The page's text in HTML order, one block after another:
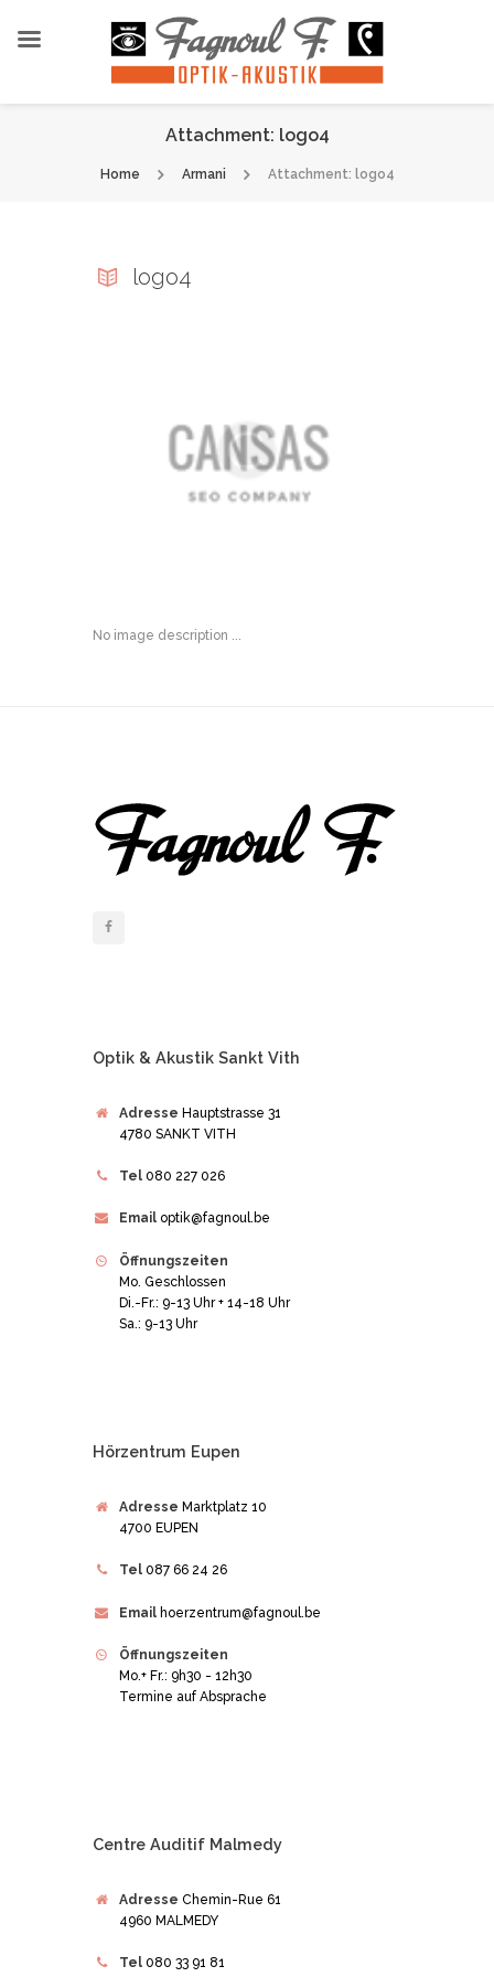
Attachment: logo4
Home Armani Attachment: logo4
logo4
No image description ...
Optik & Akustik Sankt Vith
Adresse Hauptstrasse 31
4780 SANKT VITH
Tel 080 227 026
Email optik@fagnoul.be
Öffnungszeiten
Mo. Geschlossen
Di.-Fr.: 9-13 Uhr + 14-18 Uhr
Sa.: 9-13 Uhr
Hörzentrum Eupen
Adresse Marktplatz 10
4700 EUPEN
Tel 087 66 24 26
Email hoerzentrum@fagnoul.be
Öffnungszeiten
Mo.+ Fr.: 9h30 - 12h30
Termine auf Absprache
Centre Auditif Malmedy
Adresse Chemin-Rue 61
4960 MALMEDY
Tel 080 33 91 81